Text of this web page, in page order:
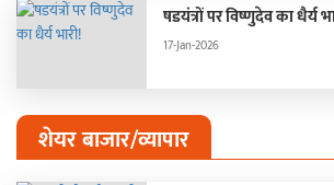
षडयंत्रों पर विष्णुदेव का धैर्य
17-Jan-2026
शेयर बाजार/व्यापार